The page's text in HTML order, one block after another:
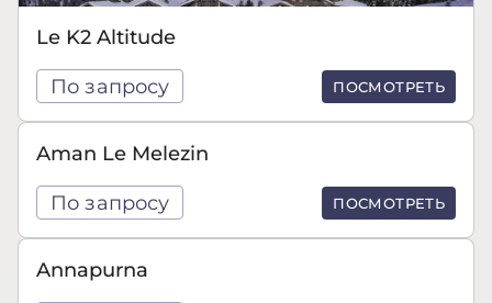
Le K2 Altitude
По запросу ПОСМОТРЕТЬ
Aman Le Melezin
По запросу ПОСМОТРЕТЬ
Annapurna